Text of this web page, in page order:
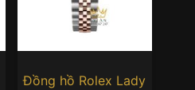
Đồng hồ Rolex Lady